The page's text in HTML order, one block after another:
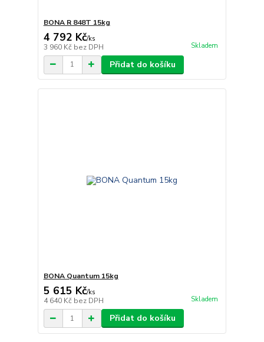
BONA R 848T 15kg
4 792 Kč/ks
3 960 Kč bez DPH Skladem
Přidat do košíku
BONA Quantum 15kg
5 615 Kč/ks
4 640 Kč bez DPH Skladem
Přidat do košíku